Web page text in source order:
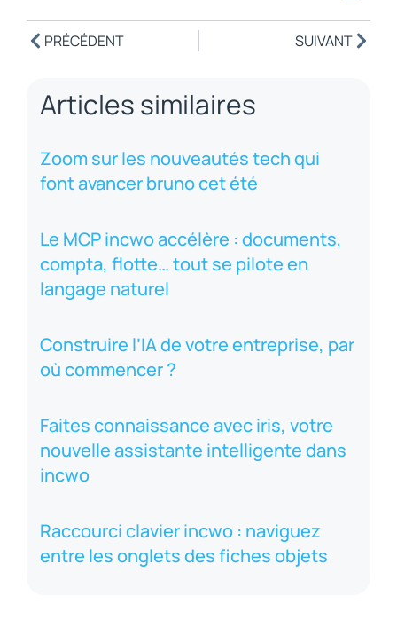
Articles similaires
Zoom sur les nouveautés tech qui
font avancer bruno cet été
Le MCP incwo accélère : documents,
compta, flotte… tout se pilote en
langage naturel
Construire l’IA de votre entreprise, par
où commencer ?
Faites connaissance avec iris, votre
nouvelle assistante intelligente dans
incwo
Raccourci clavier incwo : naviguez
entre les onglets des fiches objets
PRÉCÉDENT SUIVANT